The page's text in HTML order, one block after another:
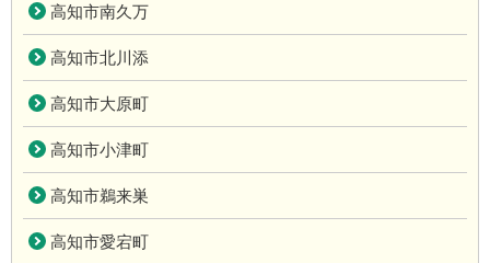
高知市南久万
高知市北川添
高知市大原町
高知市小津町
高知市鵜来巣
高知市愛宕町